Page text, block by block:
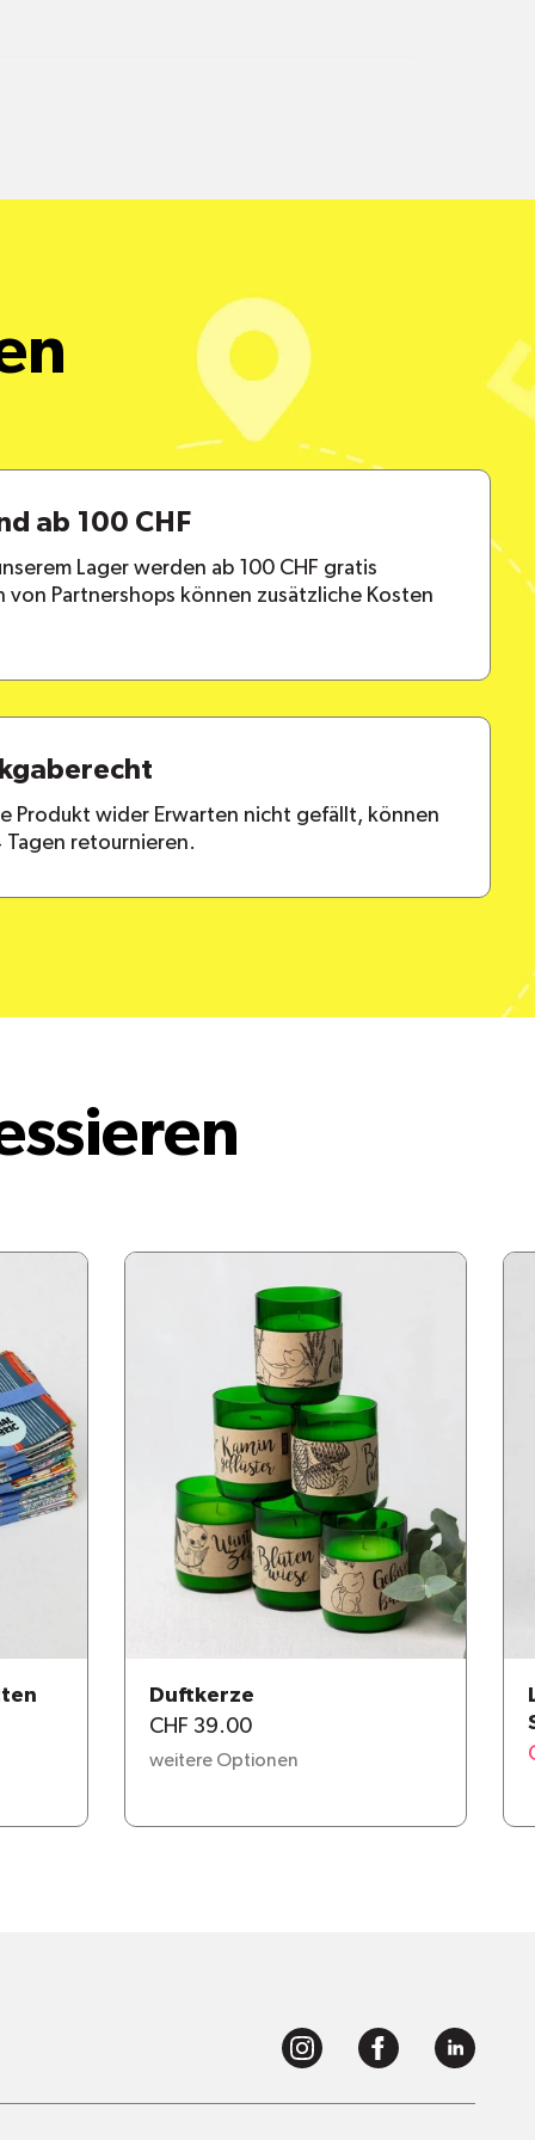
ab 100 CHF
Lager werden ab 100 CHF gratis
von Partnershops können zusätzliche Kosten
Produkt wider Erwarten nicht gefällt, können
Tagen retournieren.
Duftkerze
CHF 39.00
weitere Optionen